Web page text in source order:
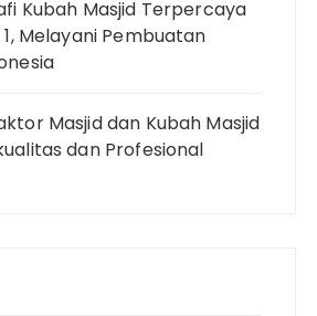
Kubah Masjid Terpercaya
1, Melayani Pembuatan
Masjid dan Kubah Masjid
dan Profesional